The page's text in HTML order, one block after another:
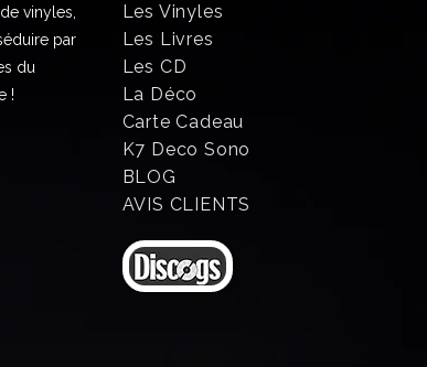
vinyles,
par
du
!
Les Vinyles
Les Livres
Les CD
La Déco
Carte Cadeau
K7 Deco Sono
BLOG
AVIS CLIENTS